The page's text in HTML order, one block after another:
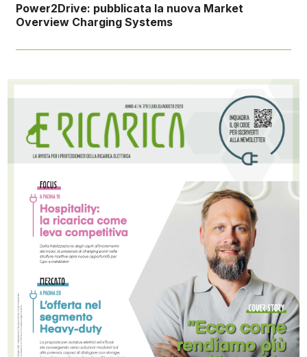
Power2Drive: pubblicata la nuova Market
Overview Charging Systems